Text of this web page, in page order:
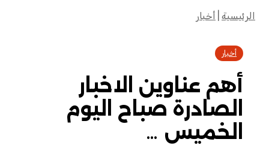
الرئيسية|أخبار
أخبار
أهم عناوين الاخبار
الصادرة صباح اليوم
الخميس …